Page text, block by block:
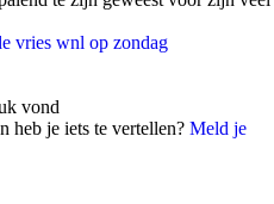
vries wnl op zondag
vond
heb je iets te vertellen? Meld je